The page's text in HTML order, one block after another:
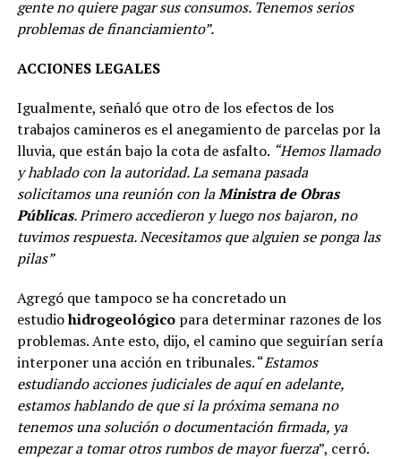
gente no quiere pagar sus consumos. Tenemos serios
problemas de financiamiento”.
ACCIONES LEGALES
Igualmente, señaló que otro de los efectos de los
trabajos camineros es el anegamiento de parcelas por la
lluvia, que están bajo la cota de asfalto. “Hemos llamado
y hablado con la autoridad. La semana pasada
solicitamos una reunión con laMinistra de Obras
Públicas. Primero accedieron y luego nos bajaron, no
tuvimos respuesta. Necesitamos que alguien se ponga las
pilas”
Agregó que tampoco se ha concretado un
estudiohidrogeológicopara determinar razones de los
problemas. Ante esto, dijo, el camino que seguirían sería
interponer una acción en tribunales. “Estamos
estudiando acciones judiciales de aquí en adelante,
estamos hablando de que si la próxima semana no
tenemos una solución o documentación firmada, ya
empezar a tomar otros rumbos de mayor fuerza”, cerró.